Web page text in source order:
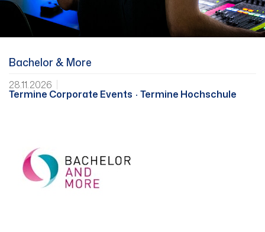
Bachelor & More
28.11.2026
Termine Corporate Events Termine Hochschule